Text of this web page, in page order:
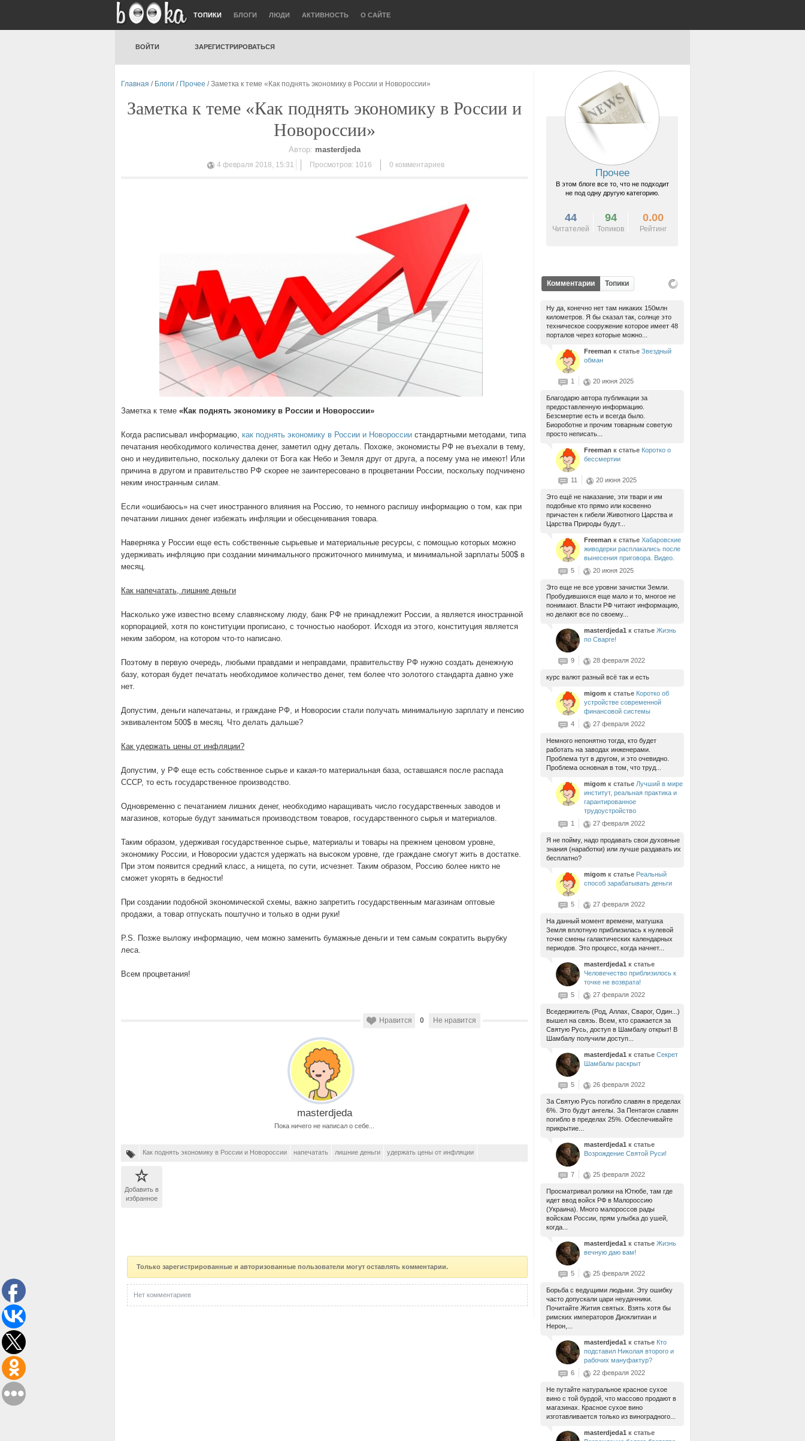
ТОПИКИ БЛОГИ ЛЮДИ АКТИВНОСТЬ О САЙТЕ
ВОЙТИ ЗАРЕГИСТРИРОВАТЬСЯ
Главная / Блоги / Прочее / Заметка к теме «Как поднять экономику в России и Новороссии»
Заметка к теме «Как поднять экономику в России и
Новороссии»
Автор: masterdjeda
4 февраля 2018, 15:31 Просмотров: 1016 0 комментариев
Заметка к теме «Как поднять экономику в России и Новороссии»
Когда расписывал информацию, как поднять экономику в России и Новороссии стандартными методами, типа
печатания необходимого количества денег, заметил одну деталь. Похоже, экономисты РФ не въехали в тему,
оно и неудивительно, поскольку далеки от Бога как Небо и Земля друг от друга, а посему ума не имеют! Или
причина в другом и правительство РФ скорее не заинтересовано в процветании России, поскольку подчинено
неким иностранным силам.
Если «ошибаюсь» на счет иностранного влияния на Россию, то немного распишу информацию о том, как при
печатании лишних денег избежать инфляции и обесценивания товара.
Наверняка у России еще есть собственные сырьевые и материальные ресурсы, с помощью которых можно
удерживать инфляцию при создании минимального прожиточного минимума, и минимальной зарплаты 500$ в
месяц.
Как напечатать, лишние деньги
Насколько уже известно всему славянскому люду, банк РФ не принадлежит России, а является иностранной
корпорацией, хотя по конституции прописано, с точностью наоборот. Исходя из этого, конституция является
неким забором, на котором что-то написано.
Поэтому в первую очередь, любыми правдами и неправдами, правительству РФ нужно создать денежную
базу, которая будет печатать необходимое количество денег, тем более что золотого стандарта давно уже
нет.
Допустим, деньги напечатаны, и граждане РФ, и Новоросии стали получать минимальную зарплату и пенсию
эквивалентом 500$ в месяц. Что делать дальше?
Как удержать цены от инфляции?
Допустим, у РФ еще есть собственное сырье и какая-то материальная база, оставшаяся после распада
СССР, то есть государственное производство.
Одновременно с печатанием лишних денег, необходимо наращивать число государственных заводов и
магазинов, которые будут заниматься производством товаров, государственного сырья и материалов.
Таким образом, удерживая государственное сырье, материалы и товары на прежнем ценовом уровне,
экономику России, и Новоросии удастся удержать на высоком уровне, где граждане смогут жить в достатке.
При этом появится средний класс, а нищета, по сути, исчезнет. Таким образом, Россию более никто не
сможет укорять в бедности!
При создании подобной экономической схемы, важно запретить государственным магазинам оптовые
продажи, а товар отпускать поштучно и только в одни руки!
P.S. Позже выложу информацию, чем можно заменить бумажные деньги и тем самым сократить вырубку
леса.
Всем процветания!
Нравится 0 Не нравится
masterdjeda
Пока ничего не написал о себе...
Как поднять экономику в России и Новороссии напечатать лишние деньги удержать цены от инфляции
Добавить в
избранное
Только зарегистрированные и авторизованные пользователи могут оставлять комментарии.
Нет комментариев
Прочее
В этом блоге все то, что не подходит
не под одну другую категорию.
44
Читателей
94
Топиков
0.00
Рейтинг
Комментарии Топики
Ну да, конечно нет там никаких 150млн
километров. Я бы сказал так, солнце это
техническое сооружение которое имеет 48
порталов через которые можно...
Freeman к статье Звездный
обман
1 20 июня 2025
Благодарю автора публикации за
предоставленную информацию.
Безсмертие есть и всегда было.
Биороботне и прочим товарным советую
просто неписать...
Freeman к статье Коротко о
бессмертии
11 20 июня 2025
Это ещё не наказание, эти твари и им
подобные кто прямо или косвенно
причастен к гибели Животного Царства и
Царства Природы будут...
Freeman к статье Хабаровские
живодерки расплакались после
вынесения приговора. Видео.
5
20 июня 2025
Это еще не все уровни зачистки Земли.
Пробудившихся еще мало и то, многое не
понимают. Власти РФ читают информацию,
но делают все по своему...
masterdjeda1 к статье Жизнь
по Сварге!
9 28 февраля 2022
курс валют разный всё так и есть
migom к статье Коротко об
устройстве современной
финансовой системы
4
27 февраля 2022
Немного непонятно тогда, кто будет
работать на заводах инженерами.
Проблема тут в другом, и это очевидно.
Проблема основная в том, что труд...
migom к статье Лучший в мире
институт, реальная практика и
гарантированное
трудоустройство
1
27 февраля 2022
Я не пойму, надо продавать свои духовные
знания (наработки) или лучше раздавать их
бесплатно?
migom к статье Реальный
способ зарабатывать деньги
5 27 февраля 2022
На данный момент времени, матушка
Земля вплотную приблизилась к нулевой
точке смены галактических календарных
периодов. Это процесс, когда начнет...
masterdjeda1 к статье
Человечество приблизилось к
точке не возврата!
5
27 февраля 2022
Вседержитель (Род, Аллах, Сварог, Один...)
вышел на связь. Всем, кто сражается за
Святую Русь, доступ в Шамбалу открыт! В
Шамбалу получили доступ...
masterdjeda1 к статье Секрет
Шамбалы раскрыт
5 26 февраля 2022
За Святую Русь погибло славян в пределах
6%. Это будут ангелы. За Пентагон славян
погибло в пределах 25%. Обеспечивайте
прикрытие...
masterdjeda1 к статье
Возрождение Святой Руси!
7 25 февраля 2022
Просматривал ролики на Ютюбе, там где
идет ввод войск РФ в Малороссию
(Украина). Много малороссов рады
войскам России, прям улыбка до ушей,
когда...
masterdjeda1 к статье Жизнь
вечную даю вам!
5 25 февраля 2022
Борьба с ведущими людьми. Эту ошибку
часто допускали цари неудачники.
Почитайте Жития святых. Взять хотя бы
римских императоров Диоклитиан и
Нерон,...
masterdjeda1 к статье Кто
подставил Николая второго и
рабочих мануфактур?
6
22 февраля 2022
Не путайте натуральное красное сухое
вино с той бурдой, что массово продают в
магазинах. Красное сухое вино
изготавливается только из виноградного...
masterdjeda1 к статье